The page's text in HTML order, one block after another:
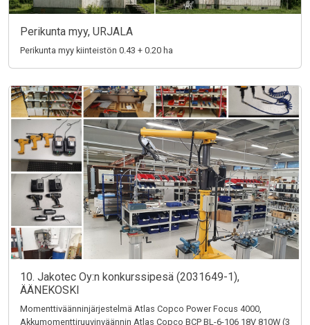
Perikunta myy, URJALA
Perikunta myy kiinteistön 0.43 + 0.20 ha
10. Jakotec Oy:n konkurssipesä (2031649-1),
ÄÄNEKOSKI
Momenttiväänninjärjestelmä Atlas Copco Power Focus 4000,
Akkumomenttiruuvinväännin Atlas Copco BCP BL-6-106 18V 810W (3